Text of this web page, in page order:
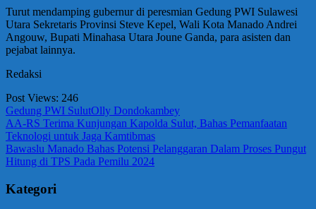
Turut mendamping gubernur di peresmian Gedung PWI Sulawesi
Utara Sekretaris Provinsi Steve Kepel, Wali Kota Manado Andrei
Angouw, Bupati Minahasa Utara Joune Ganda, para asisten dan
pejabat lainnya.
Redaksi
Post Views: 246
Gedung PWI SulutOlly Dondokambey
Navigasi
pos
Previous
Post:
AA-RS Terima Kunjungan Kapolda Sulut, Bahas Pemanfaatan
Teknologi untuk Jaga Kamtibmas
Next
Post:
Bawaslu Manado Bahas Potensi Pelanggaran Dalam Proses Pungut
Hitung di TPS Pada Pemilu 2024
Kategori